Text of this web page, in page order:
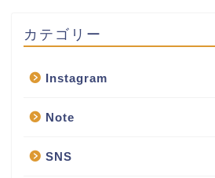
カテゴリー
Instagram
Note
SNS